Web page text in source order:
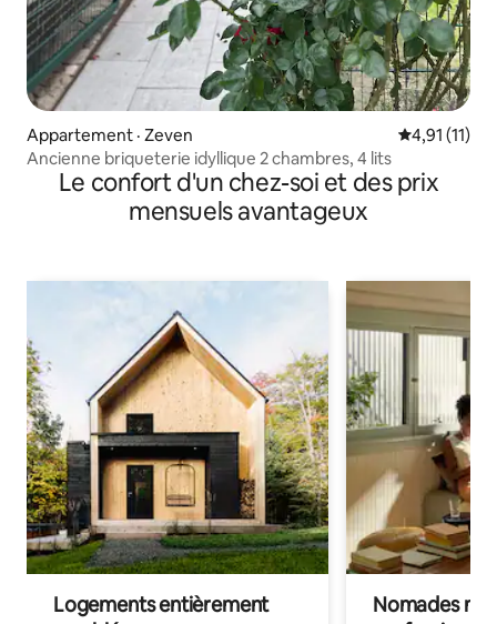
Appartement · Zeven Note
4,91 (11)
Ancienne briqueterie idyllique 2 chambres, 4 lits
Le confort d'un chez-soi et des prix
mensuels avantageux
Logements entièrement
Nomades